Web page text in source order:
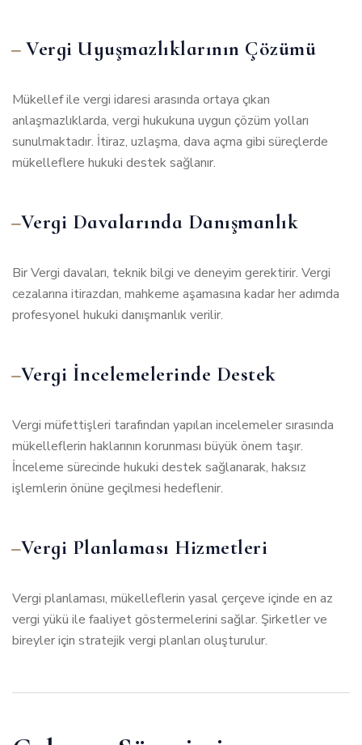
Vergi Uyuşmazlıklarının Çözümü
Mükellef ile vergi idaresi arasında ortaya çıkan
anlaşmazlıklarda, vergi hukukuna uygun çözüm yolları
sunulmaktadır. İtiraz, uzlaşma, dava açma gibi süreçlerde
mükelleflere hukuki destek sağlanır.
Vergi Davalarında Danışmanlık
Bir Vergi davaları, teknik bilgi ve deneyim gerektirir. Vergi
cezalarına itirazdan, mahkeme aşamasına kadar her adımda
profesyonel hukuki danışmanlık verilir.
Vergi İncelemelerinde Destek
Vergi müfettişleri tarafından yapılan incelemeler sırasında
mükelleflerin haklarının korunması büyük önem taşır.
İnceleme sürecinde hukuki destek sağlanarak, haksız
işlemlerin önüne geçilmesi hedeflenir.
Vergi Planlaması Hizmetleri
Vergi planlaması, mükelleflerin yasal çerçeve içinde en az
vergi yükü ile faaliyet göstermelerini sağlar. Şirketler ve
bireyler için stratejik vergi planları oluşturulur.